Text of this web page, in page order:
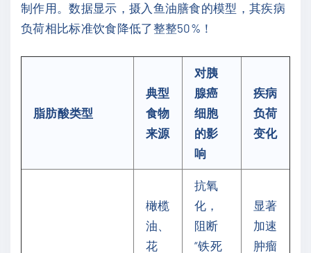
制作用。数据显示，摄入鱼油膳食的模型，其疾病
负荷相比标准饮食降低了整整50%！
脂肪酸类型
典型
食物
来源
对胰
腺癌
细胞
的影
响
疾病
负荷
变化
橄榄
油、
花
抗氧
化，
阻断
“铁死
显著
加速
肿瘤